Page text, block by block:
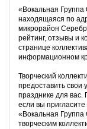
«Вокальная Группа
находящаяся по
микрорайон
рейтинг, отзывы и
странице
информационном
Творческий
предоставить свои
празднике для
если вы
«Вокальная
творческим